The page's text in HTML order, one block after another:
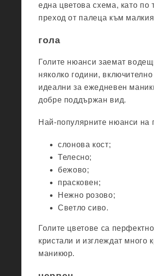
една цветова схема, като по
преход от палеца към малкия
гола
Голите нюанси заемат
няколко години,
идеални за ежедневен
добре поддържан вид.
Най-популярните нюанси на
слонова кост;
Телесно;
бежово;
прасковен;
Нежно розово;
Светло сиво.
Голите цветове са
кристали и изглеждат
маникюр.